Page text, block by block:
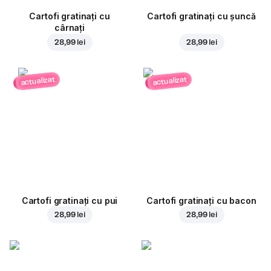
Cartofi gratinați cu
cârnați
28,99 lei
Cartofi gratinați cu șuncă
28,99 lei
actualizat
Cartofi gratinați cu pui
28,99 lei
actualizat
Cartofi gratinați cu bacon
28,99 lei